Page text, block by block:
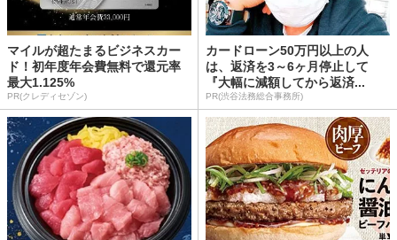
マイルが超たまるビジネスカー
ド！初年度年会費無料で還元率
最大1.125%
PR(クレディセゾン)
カードローン50万円以上の人
は、返済を3～6ヶ月停止して
『大幅に減額してから返済...
PR(渋谷法務総合事務所)